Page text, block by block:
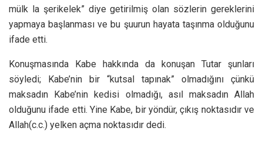
mülk la şerikelek” diye getirilmiş olan sözlerin gereklerini
yapmaya başlanması ve bu şuurun hayata taşınma olduğunu
ifade etti.
Konuşmasında Kabe hakkında da konuşan Tutar şunları
söyledi; Kabe’nin bir “kutsal tapınak” olmadığını çünkü
maksadın Kabe’nin kedisi olmadığı, asıl maksadın Allah
olduğunu ifade etti. Yine Kabe, bir yöndür, çıkış noktasıdır ve
Allah(c.c.) yelken açma noktasıdır dedi.